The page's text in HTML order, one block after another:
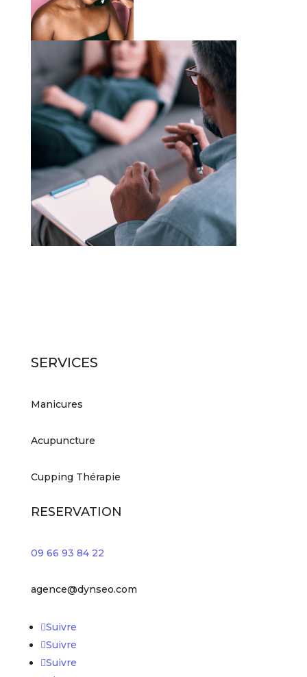
SERVICES
Manicures
Acupuncture
Cupping Thérapie
RESERVATION
09 66 93 84 22
agence@dynseo.com
Suivre
Suivre
Suivre